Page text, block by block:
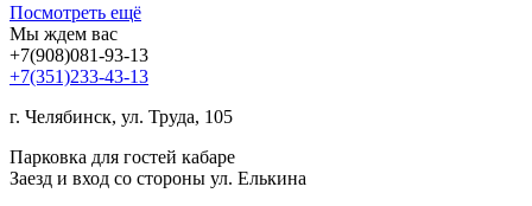
Посмотреть ещё
Мы ждем вас
+7(908)081-93-13
+7(351)233-43-13
г. Челябинск, ул. Труда, 105
Парковка для гостей кабаре
Заезд и вход со стороны ул. Елькина